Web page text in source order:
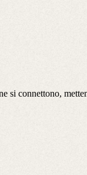
si connettono,